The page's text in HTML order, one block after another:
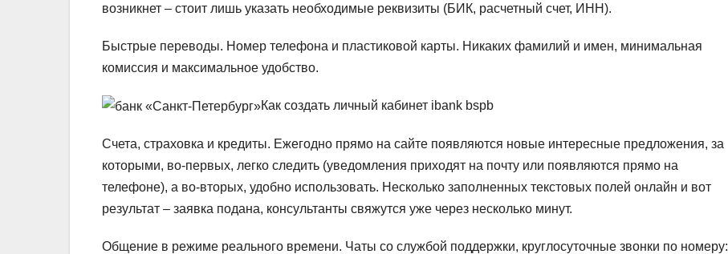
возникнет – стоит лишь указать необходимые реквизиты (БИК, расчетный счет, ИНН).
Быстрые переводы. Номер телефона и пластиковой карты. Никаких фамилий и имен, минимальная
комиссия и максимальное удобство.
Как создать личный кабинет ibank bspb
Счета, страховка и кредиты. Ежегодно прямо на сайте появляются новые интересные предложения, за
которыми, во-первых, легко следить (уведомления приходят на почту или появляются прямо на
телефоне), а во-вторых, удобно использовать. Несколько заполненных текстовых полей онлайн и вот
результат – заявка подана, консультанты свяжутся уже через несколько минут.
Общение в режиме реального времени. Чаты со службой поддержки, круглосуточные звонки по номеру: